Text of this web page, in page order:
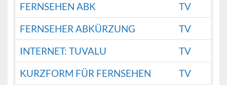
FERNSEHEN ABK
TV
FERNSEHER ABKÜRZUNG
TV
INTERNET: TUVALU
TV
KURZFORM FÜR FERNSEHEN
TV